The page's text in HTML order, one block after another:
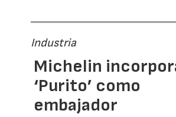
Industria
Michelin
‘Purito’ como
embajador